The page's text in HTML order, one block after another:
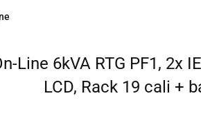
Line 6kVA RTG PF1, 2x
LCD, Rack 19 cali +